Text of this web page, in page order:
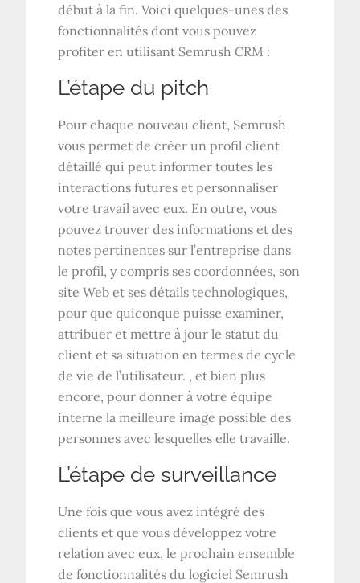
début à la fin. Voici quelques-unes des
fonctionnalités dont vous pouvez
profiter en utilisant Semrush CRM :
L’étape du pitch
Pour chaque nouveau client, Semrush
vous permet de créer un profil client
détaillé qui peut informer toutes les
interactions futures et personnaliser
votre travail avec eux. En outre, vous
pouvez trouver des informations et des
notes pertinentes sur l’entreprise dans
le profil, y compris ses coordonnées, son
site Web et ses détails technologiques,
pour que quiconque puisse examiner,
attribuer et mettre à jour le statut du
client et sa situation en termes de cycle
de vie de l’utilisateur. , et bien plus
encore, pour donner à votre équipe
interne la meilleure image possible des
personnes avec lesquelles elle travaille.
L’étape de surveillance
Une fois que vous avez intégré des
clients et que vous développez votre
relation avec eux, le prochain ensemble
de fonctionnalités du logiciel Semrush